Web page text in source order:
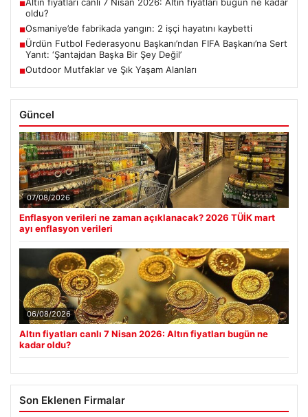
■Altın fiyatları canlı 7 Nisan 2026: Altın fiyatları bugün ne kadar
oldu?
■Osmaniye’de fabrikada yangın: 2 işçi hayatını kaybetti
■Ürdün Futbol Federasyonu Başkanı’ndan FIFA Başkanı’na Sert
Yanıt: ‘Şantajdan Başka Bir Şey Değil’
■Outdoor Mutfaklar ve Şık Yaşam Alanları
Güncel
07/08/2026
Enflasyon verileri ne zaman açıklanacak? 2026 TÜİK mart
ayı enflasyon verileri
06/08/2026
Altın fiyatları canlı 7 Nisan 2026: Altın fiyatları bugün ne
kadar oldu?
Son Eklenen Firmalar